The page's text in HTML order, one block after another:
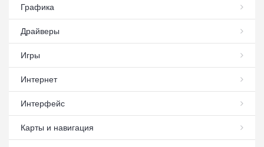
Графика
Драйверы
Игры
Интернет
Интерфейс
Карты и навигация